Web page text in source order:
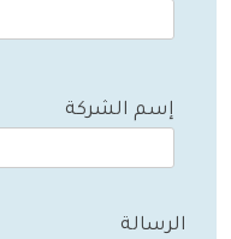
إسم الشركة
الرسالة